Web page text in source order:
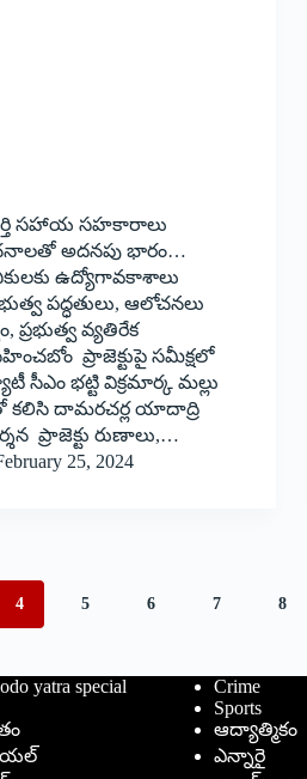
సహాయ సహకారాలు
అదనపు భారం…
ఉద్యోగావకాశాలు
పద్ధతులు, ఆలోచనలు
ప్రభుత్వ వ్యతిరేక
ప్రాజెక్టుపై సమీక్షలో
సీఎం భట్టి విక్రమార్క మల్లు
కలిసి దామరచర్ల యాదాద్రి
ప్రాజెక్టు రుణాలు,…
25, 2024
4 5 6 7 8
yatra special Crime
Sports
ఆద్యాత్మికం
ఎన్నారై